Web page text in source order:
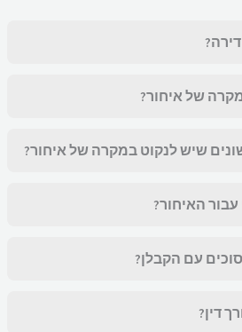
של איחור?
שיש לנקוט במקרה של איחור?
האיחור?
עם הקבלן?